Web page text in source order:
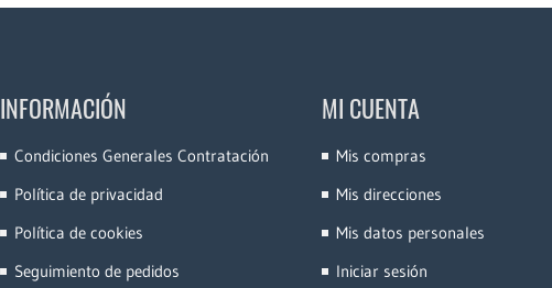
INFORMACIÓN
Condiciones Generales Contratación
Política de privacidad
Política de cookies
Seguimiento de pedidos
MI CUENTA
Mis compras
Mis direcciones
Mis datos personales
Iniciar sesión